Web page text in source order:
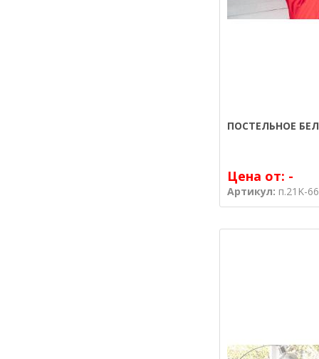
ПОСТЕЛЬНОЕ
Цена от: -
Артикул: п.21K-